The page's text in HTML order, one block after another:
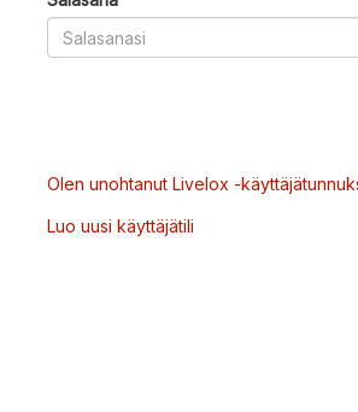
Olen unohtanut Livelox -
Luo uusi käyttäjätili